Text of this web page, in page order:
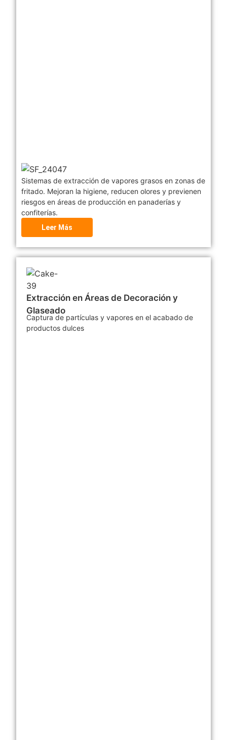
Sistemas de extracción de vapores grasos en zonas de
fritado. Mejoran la higiene, reducen olores y previenen
riesgos en áreas de producción en panaderías y
confiterías.
Leer Más
Extracción en Áreas de Decoración y
Glaseado
Captura de partículas y vapores en el acabado de
productos dulces